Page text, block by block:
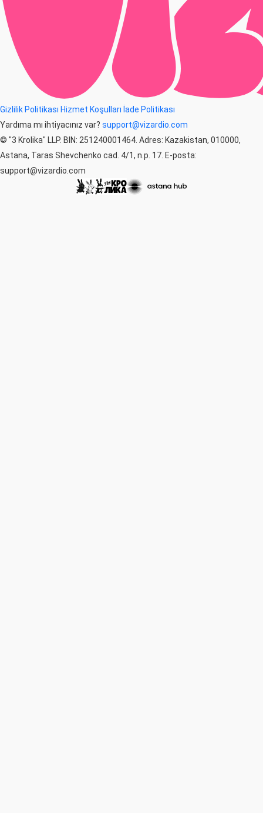
Gizlilik Politikası Hizmet Koşulları İade Politikası
Yardıma mı ihtiyacınız var? support@vizardio.com
© "3 Krolika" LLP. BIN: 251240001464. Adres: Kazakistan, 010000,
Astana, Taras Shevchenko cad. 4/1, n.p. 17. E-posta:
support@vizardio.com